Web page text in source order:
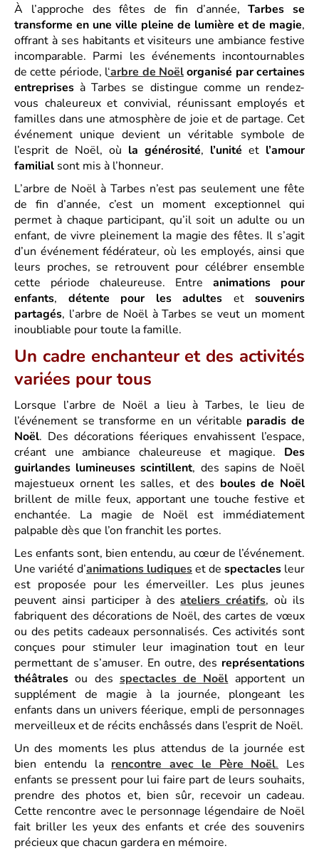
À l’approche des fêtes de fin d’année,Tarbes se
transforme en une ville pleine de lumière et de magie,
offrant à ses habitants et visiteurs une ambiance festive
incomparable. Parmi les événements incontournables
de cette période, l‘arbre de Noëlorganisé par certaines
entreprises à Tarbes se distingue comme un rendez-
vous chaleureux et convivial, réunissant employés et
familles dans une atmosphère de joie et de partage. Cet
événement unique devient un véritable symbole de
l’esprit de Noël, où la générosité, l’unité et l’amour
familial sont mis à l’honneur.
L’arbre de Noël à Tarbes n’est pas seulement une fête
de fin d’année, c’est un moment exceptionnel qui
permet à chaque participant, qu’il soit un adulte ou un
enfant, de vivre pleinement la magie des fêtes. Il s’agit
d’un événement fédérateur, où les employés, ainsi que
leurs proches, se retrouvent pour célébrer ensemble
cette période chaleureuse. Entre animations pour
enfants, détente pour les adultes et souvenirs
partagés, l’arbre de Noël à Tarbes se veut un moment
inoubliable pour toute la famille.
Un cadre enchanteur et des activités
variées pour tous
Lorsque l’arbre de Noël a lieu à Tarbes, le lieu de
l’événement se transforme en un véritable paradis de
Noël. Des décorations féeriques envahissent l’espace,
créant une ambiance chaleureuse et magique. Des
guirlandes lumineuses scintillent, des sapins de Noël
majestueux ornent les salles, et des boules de Noël
brillent de mille feux, apportant une touche festive et
enchantée. La magie de Noël est immédiatement
palpable dès que l’on franchit les portes.
Les enfants sont, bien entendu, au cœur de l’événement.
Une variété d’animations ludiqueset de spectacles leur
est proposée pour les émerveiller. Les plus jeunes
peuvent ainsi participer à desateliers créatifs, où ils
fabriquent des décorations de Noël, des cartes de vœux
ou des petits cadeaux personnalisés. Ces activités sont
conçues pour stimuler leur imagination tout en leur
permettant de s’amuser. En outre, des représentations
théâtrales ou des spectacles de Noël apportent un
supplément de magie à la journée, plongeant les
enfants dans un univers féerique, empli de personnages
merveilleux et de récits enchâssés dans l’esprit de Noël.
Un des moments les plus attendus de la journée est
bien entendu la rencontre avec le Père Noël. Les
enfants se pressent pour lui faire part de leurs souhaits,
prendre des photos et, bien sûr, recevoir un cadeau.
Cette rencontre avec le personnage légendaire de Noël
fait briller les yeux des enfants et crée des souvenirs
précieux que chacun gardera en mémoire.